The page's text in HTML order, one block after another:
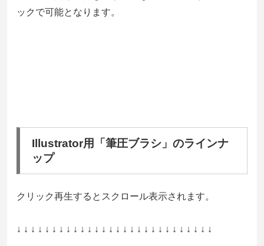
ックで可能となります。
Illustrator用「筆圧ブラシ」のラインナ
ップ
クリック再生するとスクロール表示されます。
↓ ↓ ↓ ↓ ↓ ↓ ↓ ↓ ↓ ↓ ↓ ↓ ↓ ↓ ↓ ↓ ↓ ↓ ↓ ↓ ↓ ↓ ↓ ↓ ↓ ↓ ↓ ↓